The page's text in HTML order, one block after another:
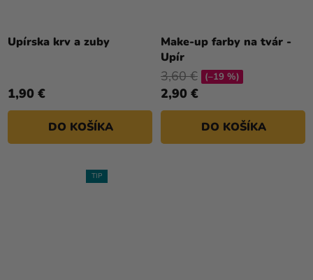
Upírska krv a zuby
1,90 €
DO KOŠÍKA
Make-up farby na tvár -
Upír
hodnotenie
produktu
je
5,0
5
hviezdičiek.
2,90 €
3,60 € (–19 %)
DO KOŠÍKA
TIP